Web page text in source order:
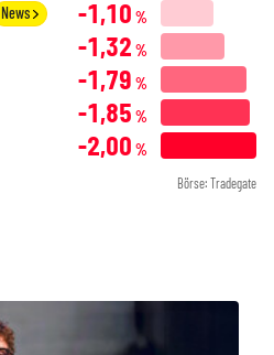
News -1,10 %
-1,32 %
-1,79 %
-1,85 %
-2,00 %
Börse: Tradegate